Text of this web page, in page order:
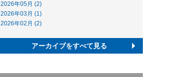
2026年05月 (2)
2026年03月 (1)
2026年02月 (2)
アーカイブをすべて見る